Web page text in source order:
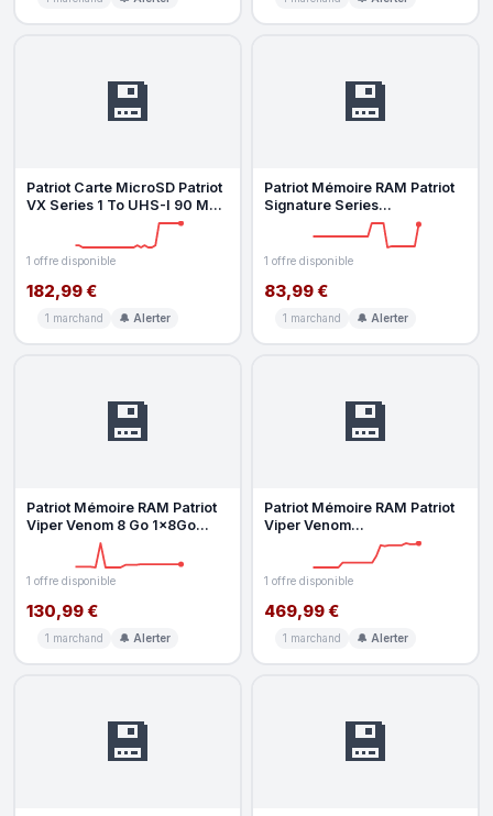
💾
Patriot Carte MicroSD Patriot
VX Series 1 To UHS-I 90 Mo s
1 offre disponible
182,99 €
1 marchand 🔔 Alerter
💾
Patriot Mémoire RAM Patriot
Signature Series
PSD48G32002 8GB 1x8GB
DDR4 3200MHz
1 offre disponible
83,99 €
1 marchand 🔔 Alerter
💾
Patriot Mémoire RAM Patriot
Viper Venom 8 Go 1x8Go
DDR5 6000MHz CL40 Intel
1 offre disponible
130,99 €
1 marchand 🔔 Alerter
💾
Patriot Mémoire RAM Patriot
Viper Venom
PVV532G600C30K 32GB
2x16GB DDR5 4800MHz
1 offre disponible
469,99 €
1 marchand 🔔 Alerter
💾 💾